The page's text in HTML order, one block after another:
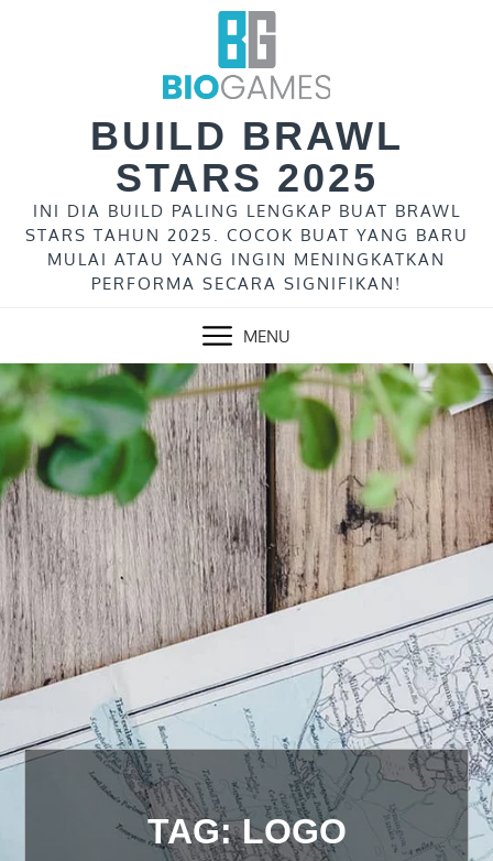
BUILD BRAWL
STARS 2025
INI DIA BUILD PALING LENGKAP BUAT BRAWL
STARS TAHUN 2025. COCOK BUAT YANG BARU
MULAI ATAU YANG INGIN MENINGKATKAN
PERFORMA SECARA SIGNIFIKAN!
MENU
TAG:LOGO